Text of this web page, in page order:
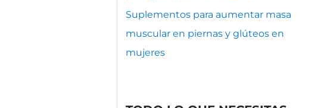
Suplementos para aumentar masa
muscular en piernas y glúteos en
mujeres